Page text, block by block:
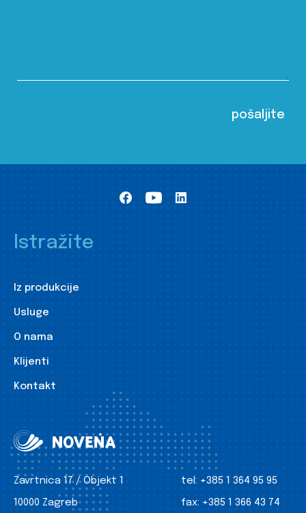
Istražite
Iz produkcije
Usluge
O nama
Klijenti
Kontakt
Zavrtnica 17 / Objekt 1
10000 Zagreb
tel: +385 1 364 95 95
fax: +385 1 366 43 74